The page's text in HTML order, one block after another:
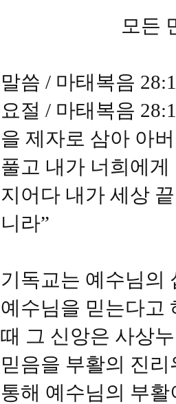
모든 민족
말씀 / 마태복음
요절 / 마태복음
을 제자로 삼아 아
풀고 내가 너희에
지어다 내가 세상
니라”
기독교는 예수님의
예수님을 믿는다고
때 그 신앙은 사상
믿음을 부활의 진
통해 예수님의 부